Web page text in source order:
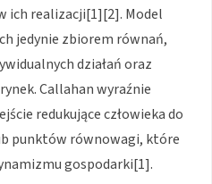
ich realizacji[1][2]. Model
jedynie zbiorem równań,
działań oraz
Callahan wyraźnie
redukujące człowieka do
punktów równowagi, które
gospodarki[1].